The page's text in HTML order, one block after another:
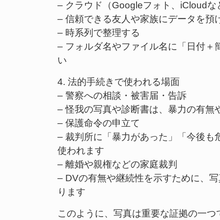
– クラウド（Googleフォト、iCloud
– 信頼できる友人や家族にデータを預
– 時系列で整理する
– フォルダ名やファイル名に「日付
い
4. 法的手続きで使われる場面
– 警察への相談・被害届・告訴
– 怪我の写真や診断書は、暴力の有無
– 保護命令の申立て
– 裁判所に「暴力があった」「今後
使われます
– 離婚や親権などの家庭裁判
– DVの有無や継続性を示すために、
ります
このように、写真は重要な証拠の一